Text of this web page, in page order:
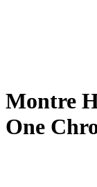
Montre
One